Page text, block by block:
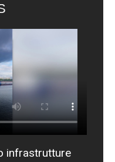
infrastrutture